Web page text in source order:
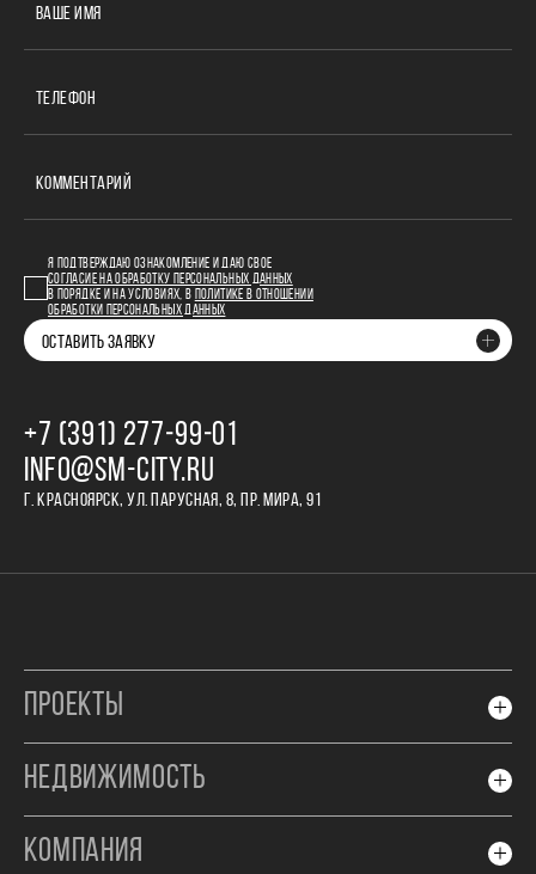
ВАШЕ ИМЯ
ТЕЛЕФОН
КОММЕНТАРИЙ
Я ПОДТВЕРЖДАЮ ОЗНАКОМЛЕНИЕ И ДАЮ СВОЕ
СОГЛАСИЕ НА ОБРАБОТКУ ПЕРСОНАЛЬНЫХ ДАННЫХ
В ПОРЯДКЕ И НА УСЛОВИЯХ, В
ПОЛИТИКЕ В ОТНОШЕНИИ
ОБРАБОТКИ ПЕРСОНАЛЬНЫХ ДАННЫХ
ОСТАВИТЬ ЗАЯВКУ
+7 (391) 277‒99‒01
INFO@SM-CITY.RU
Г. КРАСНОЯРСК, УЛ. ПАРУСНАЯ, 8, ПР. МИРА, 91
ПРОЕКТЫ
НЕДВИЖИМОСТЬ
КОМПАНИЯ